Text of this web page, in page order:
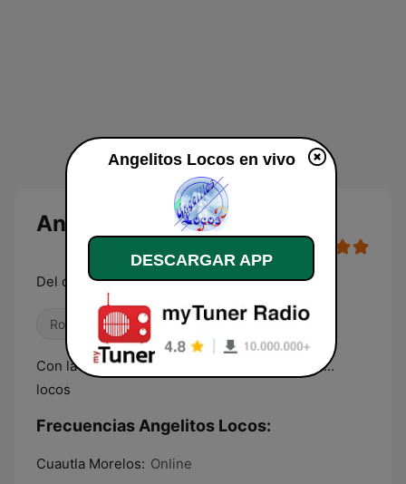
Angelitos Locos en vivo
Del cielo a la tierra
Rock Pop / Top 40 Internacional
Con la mejor música para todos los angelitos...
locos
Frecuencias Angelitos Locos:
Cuautla Morelos: Online
Angelitos Locos en vivo
DESCARGAR APP